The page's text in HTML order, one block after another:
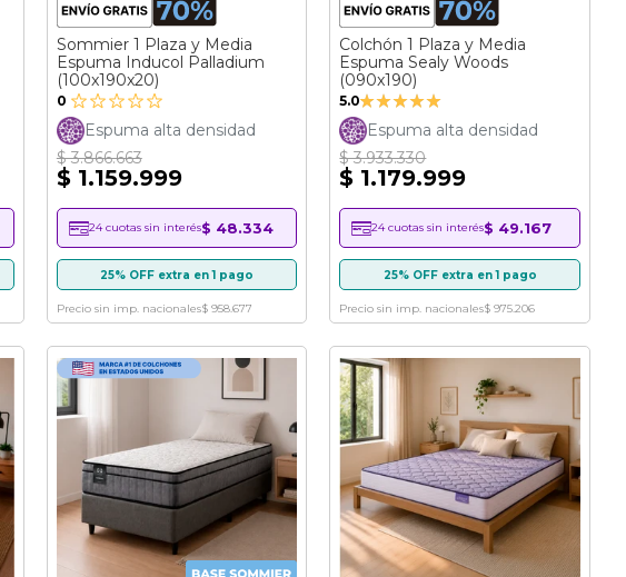
Sommier 1 Plaza y Media
Espuma Inducol Palladium
(100x190x20)
0
Espuma alta densidad
$ 3.866.663
$ 1.159.999
24 cuotas sin interés$ 48.334
25% OFF extra en 1 pago
Precio sin imp. nacionales$ 958.677
Colchón 1 Plaza y Media
Espuma Sealy Woods
(090x190)
5.0Valoración:
100%
Espuma alta densidad
$ 3.933.330
$ 1.179.999
24 cuotas sin interés$ 49.167
25% OFF extra en 1 pago
Precio sin imp. nacionales$ 975.206